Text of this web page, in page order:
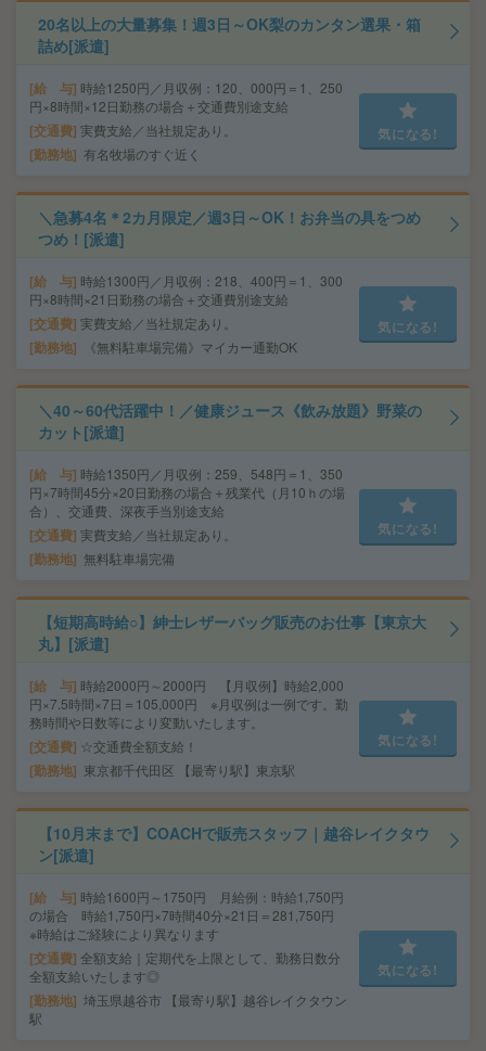
20名以上の大量募集！週3日～OK梨のカンタン選果・箱
詰め[派遣]
給 与 時給1250円／月収例：120、000円＝1、250
円×8時間×12日勤務の場合＋交通費別途支給
交通費 実費支給／当社規定あり。
勤務地 有名牧場のすぐ近く
気になる!
＼急募4名＊2カ月限定／週3日～OK！お弁当の具をつめ
つめ！[派遣]
給 与 時給1300円／月収例：218、400円＝1、300
円×8時間×21日勤務の場合＋交通費別途支給
交通費 実費支給／当社規定あり。
勤務地 《無料駐車場完備》マイカー通勤OK
気になる!
＼40～60代活躍中！／健康ジュース《飲み放題》野菜の
カット[派遣]
給 与 時給1350円／月収例：259、548円＝1、350
円×7時間45分×20日勤務の場合＋残業代（月10ｈの場
合）、交通費、深夜手当別途支給
交通費 実費支給／当社規定あり。
勤務地 無料駐車場完備
気になる!
【短期高時給○】紳士レザーバッグ販売のお仕事【東京大
丸】[派遣]
給 与 時給2000円～2000円 【月収例】時給2,000
円×7.5時間×7日＝105,000円 ※月収例は一例です。勤
務時間や日数等により変動いたします。
交通費 ☆交通費全額支給！
勤務地 東京都千代田区 【最寄り駅】東京駅
気になる!
【10月末まで】COACHで販売スタッフ｜越谷レイクタウ
ン[派遣]
給 与 時給1600円～1750円 月給例：時給1,750円
の場合 時給1,750円×7時間40分×21日＝281,750円
※時給はご経験により異なります
交通費 全額支給｜定期代を上限として、勤務日数分
全額支給いたします◎
勤務地 埼玉県越谷市 【最寄り駅】越谷レイクタウン
駅
気になる!